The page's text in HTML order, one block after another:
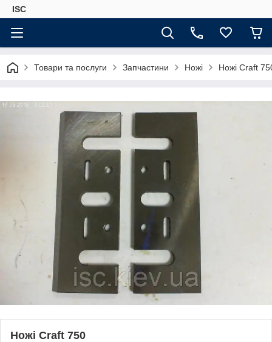
ISC
Товари та послуги Запчастини Ножі Ножі Craft
Ножі Craft 750